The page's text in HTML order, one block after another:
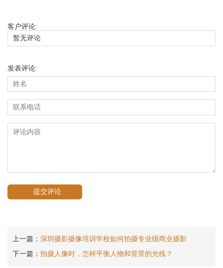
客户评论:
暂无评论
发表评论:
上一篇： 深圳摄影摄像培训学校如何拍摄专业级商业摄影
下一篇： 拍摄人像时，怎样平衡人物和背景的光线？